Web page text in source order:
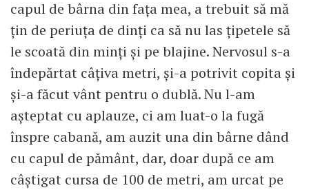
capul de bârna din fața mea, a trebuit să mă
țin de periuța de dinți ca să nu las țipetele să
le scoată din minți și pe blajine. Nervosul s-a
îndepărtat câțiva metri, și-a potrivit copita și
și-a făcut vânt pentru o dublă. Nu l-am
așteptat cu aplauze, ci am luat-o la fugă
înspre cabană, am auzit una din bârne dând
cu capul de pământ, dar, doar după ce am
câștigat cursa de 100 de metri, am urcat pe